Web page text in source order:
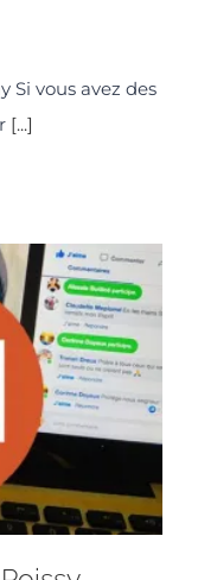
Si vous avez des
[...]